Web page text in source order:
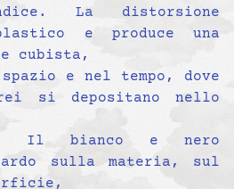
La distorsione
e produce una
cubista,
e nel tempo, dove
si depositano nello
Il bianco e nero
sulla materia, sul